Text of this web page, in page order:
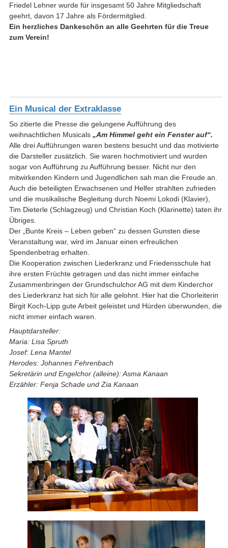
Friedel Lehner wurde für insgesamt 50 Jahre Mitgliedschaft
geehrt, davon 17 Jahre als Fördermitglied.
Ein herzliches Dankeschön an alle Geehrten für die Treue
zum Verein!
Ein Musical der Extraklasse
So zitierte die Presse die gelungene Aufführung des
weihnachtlichen Musicals„Am Himmel geht ein Fenster auf“.
Alle drei Aufführungen waren bestens besucht und das motivierte
die Darsteller zusätzlich. Sie waren hochmotiviert und wurden
sogar von Aufführung zu Aufführung besser. Nicht nur den
mitwirkenden Kindern und Jugendlichen sah man die Freude an.
Auch die beteiligten Erwachsenen und Helfer strahlten zufrieden
und die musikalische Begleitung durch Noemi Lokodi (Klavier),
Tim Dieterle (Schlagzeug) und Christian Koch (Klarinette) taten ihr
Übriges.
Der „Bunte Kreis – Leben geben“ zu dessen Gunsten diese
Veranstaltung war, wird im Januar einen erfreulichen
Spendenbetrag erhalten.
Die Kooperation zwischen Liederkranz und Friedensschule hat
ihre ersten Früchte getragen und das nicht immer einfache
Zusammenbringen der Grundschulchor AG mit dem Kinderchor
des Liederkranz hat sich für alle gelohnt. Hier hat die Chorleiterin
Birgit Koch-Lipp gute Arbeit geleistet und Hürden überwunden, die
nicht immer einfach waren.
Hauptdarsteller:
Maria: Lisa Spruth
Josef: Lena Mantel
Herodes: Johannes Fehrenbach
Sekretärin und Engelchor (alleine): Asma Kanaan
Erzähler: Fenja Schade und Zia Kanaan